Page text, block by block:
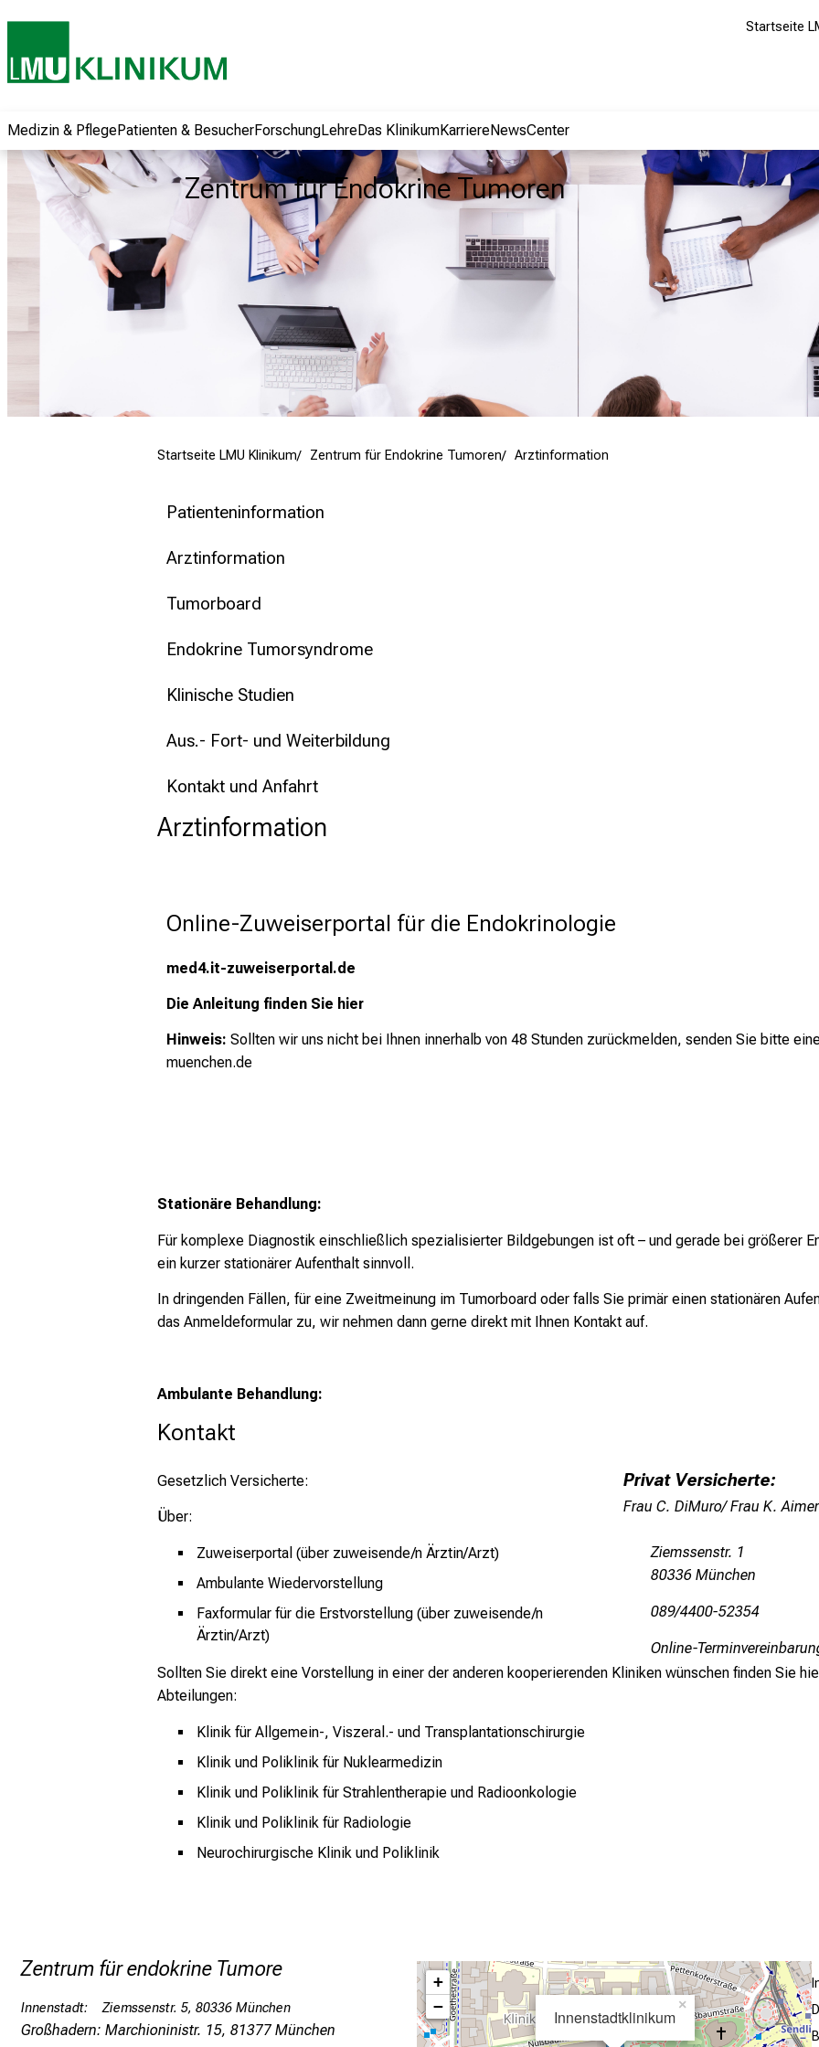
Startseite
Medizin & PflegePatienten & BesucherForschungLehreDas KlinikumKarriereNewsCenter
Zentrum für Endokrine Tumoren
Startseite LMU Klinikum Zentrum für Endokrine Tumoren Arztinformation
Patienteninformation
Arztinformation
Tumorboard
Endokrine Tumorsyndrome
Klinische Studien
Aus.- Fort- und Weiterbildung
Kontakt und Anfahrt
Arztinformation
Online-Zuweiserportal für die Endokrinologie
med4.it-zuweiserportal.de
Die Anleitung finden Sie hier
Hinweis: Sollten wir uns nicht bei Ihnen innerhalb von 48 Stunden zurückmelden, senden Sie bitte
muenchen.de
Stationäre Behandlung:
Für komplexe Diagnostik einschließlich spezialisierter Bildgebungen ist oft – und gerade bei größerer
ein kurzer stationärer Aufenthalt sinnvoll.
In dringenden Fällen, für eine Zweitmeinung im Tumorboard oder falls Sie primär einen stationären
das Anmeldeformular zu, wir nehmen dann gerne direkt mit Ihnen Kontakt auf.
Ambulante Behandlung:
Kontakt
Gesetzlich Versicherte:
Über:
Zuweiserportal (über zuweisende/n Ärztin/Arzt)
Ambulante Wiedervorstellung
Faxformular für die Erstvorstellung (über zuweisende/n
Ärztin/Arzt)
Privat Versicherte:
Frau C. DiMuro/ Frau K. Aimer
Ziemssenstr. 1
80336 München
089/4400-52354
Online-
Sollten Sie direkt eine Vorstellung in einer der anderen kooperierenden Kliniken wünschen finden Sie
Abteilungen:
Klinik für Allgemein-, Viszeral.- und Transplantationschirurgie
Klinik und Poliklinik für Nuklearmedizin
Klinik und Poliklinik für Strahlentherapie und Radioonkologie
Klinik und Poliklinik für Radiologie
Neurochirurgische Klinik und Poliklinik
Informationen zu
Jobs, Ausbildungen
Weiterbildungen.
Kommen Sie
vorbei, tauschen
Sie sich mit
Kollegen aus und
lassen Sie sich von
der gelebten
Pflegewissenschaft
begeistern – ganz
mehr Informationen
Zentrum für endokrine Tumore
Innenstadt: Ziemssenstr. 5, 80336 München
Großhadern: Marchioninistr. 15, 81377 München
Innenstadtklinikum
×
+
−